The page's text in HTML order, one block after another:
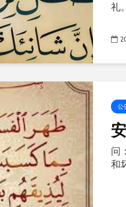
礼
公
问
和